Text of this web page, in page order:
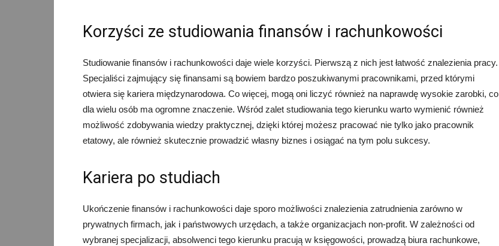
Korzyści ze studiowania finansów i rachunkowości
Studiowanie finansów i rachunkowości daje wiele korzyści. Pierwszą z nich jest łatwość znalezienia pracy.
Specjaliści zajmujący się finansami są bowiem bardzo poszukiwanymi pracownikami, przed którymi
otwiera się kariera międzynarodowa. Co więcej, mogą oni liczyć również na naprawdę wysokie zarobki, co
dla wielu osób ma ogromne znaczenie. Wśród zalet studiowania tego kierunku warto wymienić również
możliwość zdobywania wiedzy praktycznej, dzięki której możesz pracować nie tylko jako pracownik
etatowy, ale również skutecznie prowadzić własny biznes i osiągać na tym polu sukcesy.
Kariera po studiach
Ukończenie finansów i rachunkowości daje sporo możliwości znalezienia zatrudnienia zarówno w
prywatnych firmach, jak i państwowych urzędach, a także organizacjach non-profit. W zależności od
wybranej specjalizacji, absolwenci tego kierunku pracują w księgowości, prowadzą biura rachunkowe,